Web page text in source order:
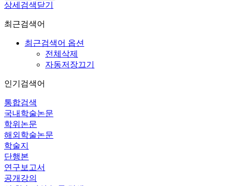
상세검색닫기
최근검색어
최근검색어 옵션
전체삭제
자동저장끄기
인기검색어
통합검색
국내학술논문
학위논문
해외학술논문
학술지
단행본
연구보고서
공개강의